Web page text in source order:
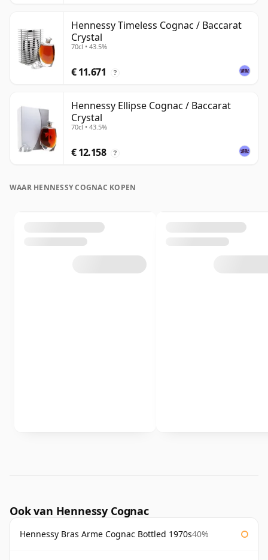
Hennessy Timeless Cognac / Baccarat
Crystal
70cl • 43.5%
€ 11.671 ?
Hennessy Ellipse Cognac / Baccarat
Crystal
70cl • 43.5%
€ 12.158 ?
WAAR HENNESSY COGNAC KOPEN
Ook van Hennessy Cognac
Hennessy Bras Arme Cognac Bottled 1970s40%